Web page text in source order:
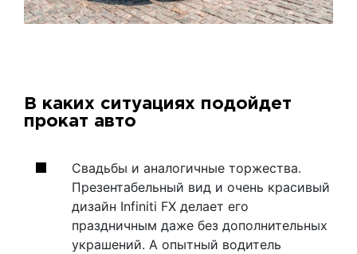
В каких ситуациях подойдет
прокат авто
Свадьбы и аналогичные торжества.
Презентабельный вид и очень красивый
дизайн Infiniti FX делает его
праздничным даже без дополнительных
украшений. А опытный водитель